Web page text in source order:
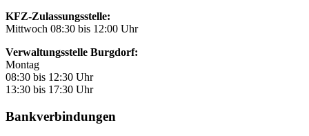
KFZ-Zulassungsstelle:
Mittwoch 08:30 bis 12:00 Uhr
Verwaltungsstelle Burgdorf:
Montag
08:30 bis 12:30 Uhr
13:30 bis 17:30 Uhr
Bankverbindungen